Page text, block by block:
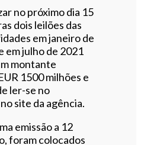
no próximo dia 15
dois leilões das
em janeiro de
em julho de 2021
montante
1500 milhões e
ler-se no
site da agência.
emissão a 12
foram colocados